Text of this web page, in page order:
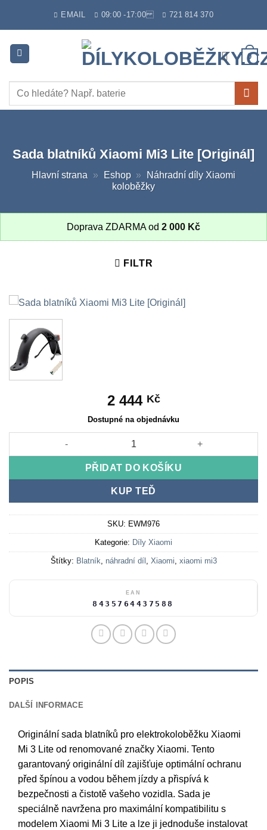
EMAIL 09:00 -17:00 721 814 370
0
Hledat:
Sada blatníků Xiaomi Mi3 Lite [Originál]
Hlavní strana » Eshop »
Náhradní díly Xiaomi
koloběžky
Doprava ZDARMA od 2 000 Kč
FILTR
2 444 Kč
Dostupné na objednávku
Sada blatníků Xiaomi Mi3 Lite [Originál] množství
PŘIDAT DO KOŠÍKU
KUP TEĎ
SKU: EWM976
Kategorie: Díly Xiaomi
Štítky: Blatník, náhradní díl , Xiaomi, xiaomi mi3
EAN
8435764437588
POPIS
DALŠÍ INFORMACE
Originální sada blatníků pro elektrokoloběžku Xiaomi
Mi 3 Lite od renomované značky Xiaomi. Tento
garantovaný originální díl zajišťuje optimální ochranu
před špínou a vodou během jízdy a přispívá k
bezpečnosti a čistotě vašeho vozidla. Sada je
speciálně navržena pro maximální kompatibilitu s
modelem Xiaomi Mi 3 Lite a lze ji jednoduše instalovat